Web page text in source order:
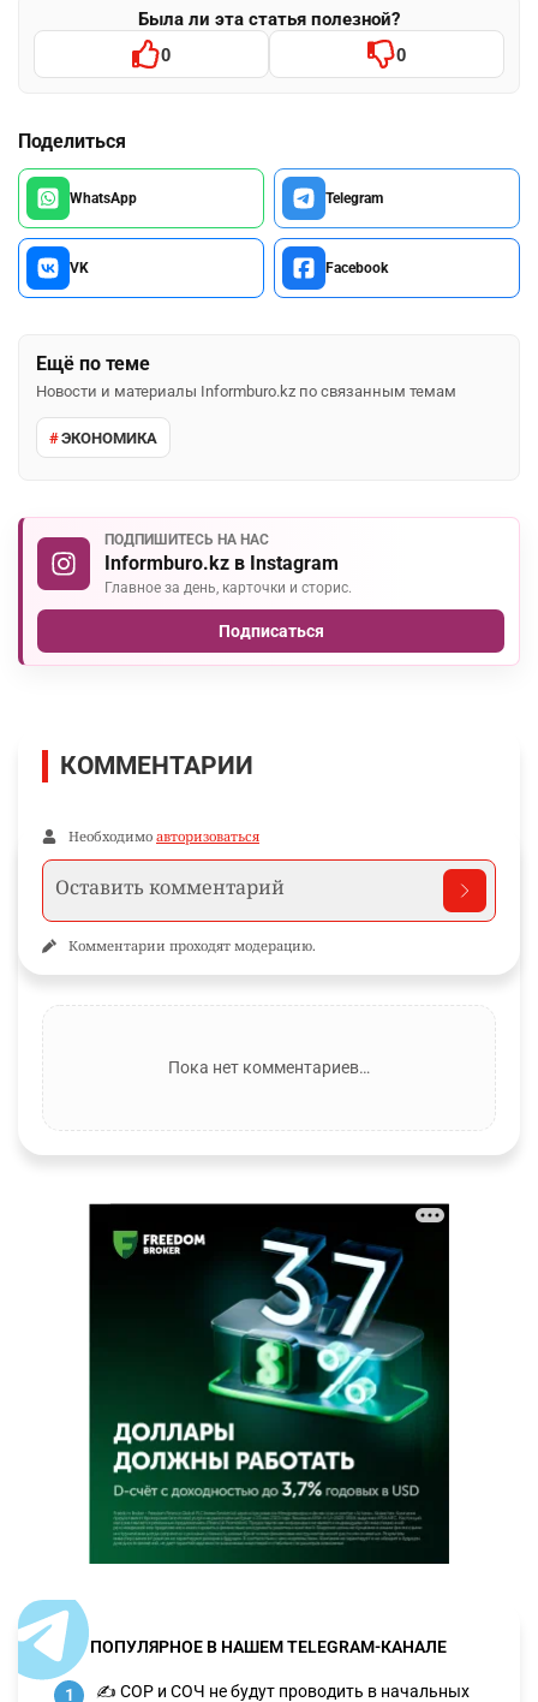
Была ли эта статья полезной?
0 0
Поделиться
WhatsApp Telegram
VK Facebook
Ещё по теме
Новости и материалы Informburo.kz по связанным темам
ЭКОНОМИКА
ПОДПИШИТЕСЬ НА НАС
Informburo.kz в Instagram
Главное за день, карточки и сторис.
Подписаться
КОММЕНТАРИИ
Необходимо авторизоваться
Комментарии проходят модерацию.
Пока нет комментариев…
ПОПУЛЯРНОЕ В НАШЕМ TELEGRAM-КАНАЛЕ
1 ✍️ СОР и СОЧ не будут проводить в начальных